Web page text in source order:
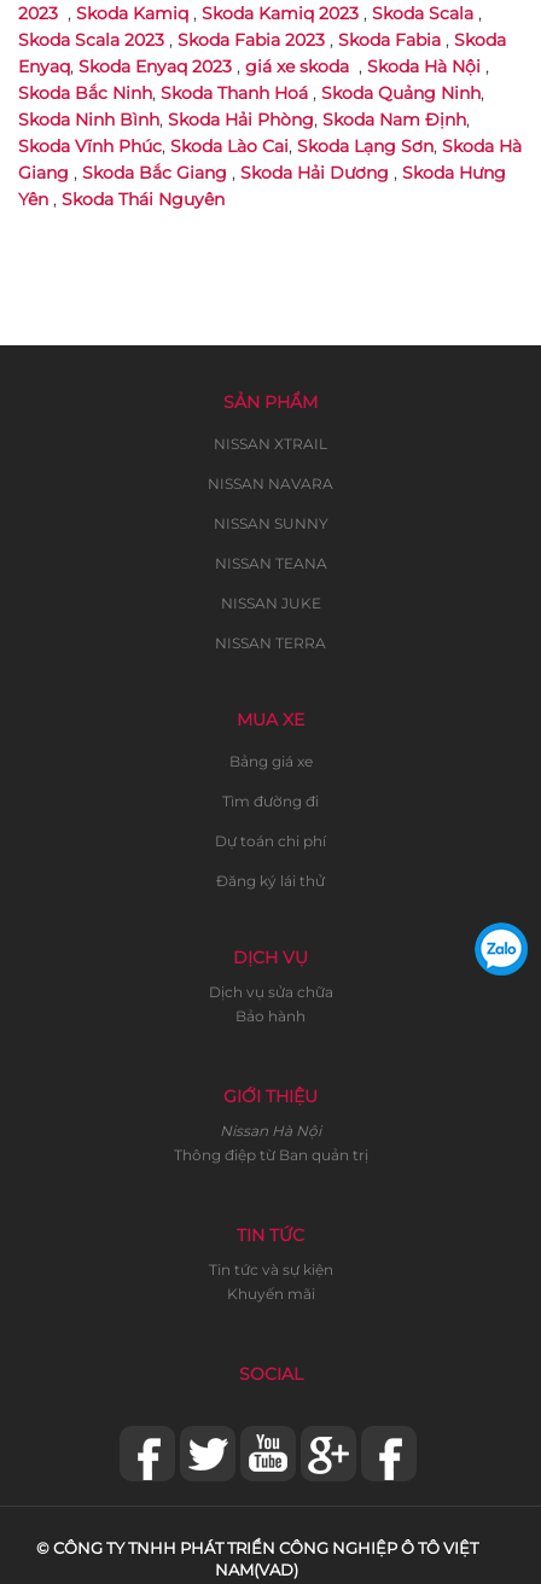
2023 , Skoda Kamiq , Skoda Kamiq 2023 , Skoda Scala ,
Skoda Scala 2023 , Skoda Fabia 2023 , Skoda Fabia , Skoda
Enyaq, Skoda Enyaq 2023 , giá xe skoda , Skoda Hà Nội ,
Skoda Bắc Ninh, Skoda Thanh Hoá , Skoda Quảng Ninh,
Skoda Ninh Bình, Skoda Hải Phòng, Skoda Nam Định,
Skoda Vĩnh Phúc, Skoda Lào Cai, Skoda Lạng Sơn, Skoda Hà
Giang , Skoda Bắc Giang , Skoda Hải Dương , Skoda Hưng
Yên , Skoda Thái Nguyên
SẢN PHẨM
NISSAN XTRAIL
NISSAN NAVARA
NISSAN SUNNY
NISSAN TEANA
NISSAN JUKE
NISSAN TERRA
MUA XE
Bảng giá xe
Tìm đường đi
Dự toán chi phí
Đăng ký lái thử
DỊCH VỤ
Dịch vụ sửa chữa
Bảo hành
GIỚI THIỆU
Nissan Hà Nội
Thông điệp từ Ban quản trị
TIN TỨC
Tin tức và sự kiện
Khuyến mãi
SOCIAL
© CÔNG TY TNHH PHÁT TRIỂN CÔNG NGHIỆP Ô TÔ VIỆT
NAM(VAD)